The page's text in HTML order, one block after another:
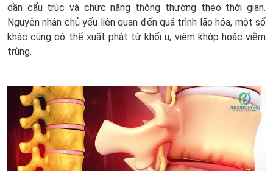
dần cấu trúc và chức năng thông thường theo thời gian.
Nguyên nhân chủ yếu liên quan đến quá trình lão hóa, một số
khác cũng có thể xuất phát từ khối u, viêm khớp hoặc viễm
trùng.